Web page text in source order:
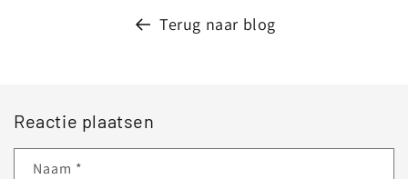
Terug naar blog
Reactie plaatsen
Naam *